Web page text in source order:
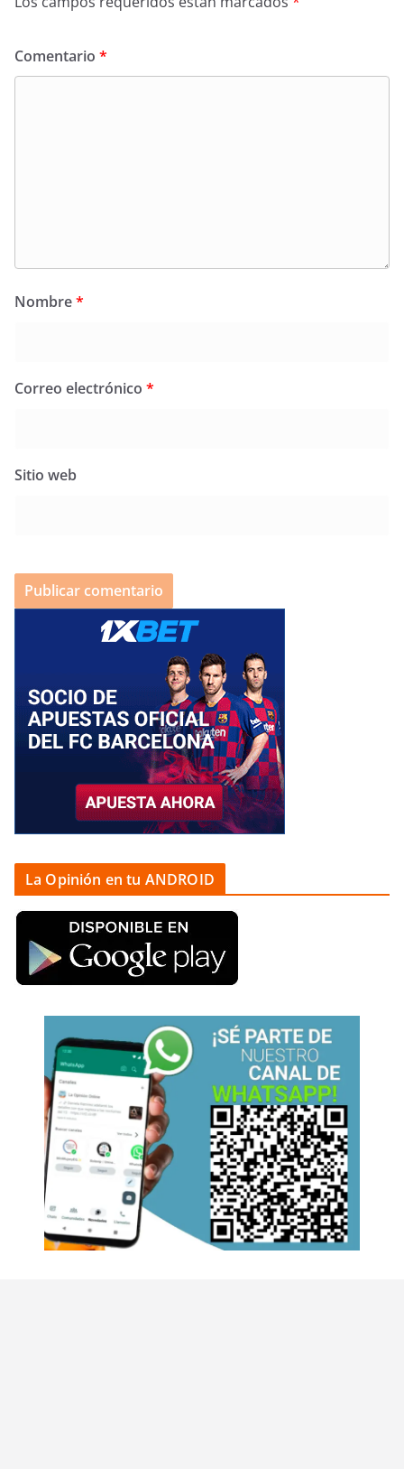
Comentario *
Nombre*
Correo electrónico *
Sitio web
La Opinión en tu ANDROID